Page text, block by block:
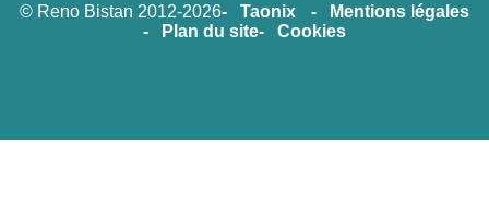
© Reno Bistan 2012-2026 Taonix
Mentions légales
Plan du site
Cookies